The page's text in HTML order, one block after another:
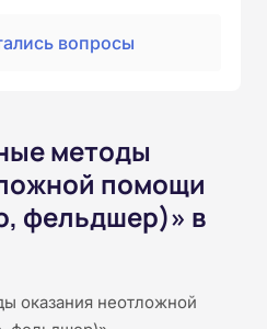
вопросы
методы
помощи
фельдшер)» в
оказания неотложной